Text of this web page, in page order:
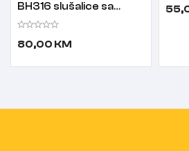
BH316 slušalice sa
mikrofonom crne
80,00 KM